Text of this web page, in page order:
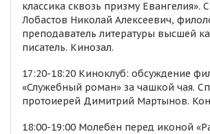
классика сквозь призму Евангелия».
Лобастов Николай Алексеевич,
преподаватель литературы высшей
писатель. Кинозал.
17:20-18:20 Киноклуб: обсуждение
«Служебный роман» за чашкой чая.
протоиерей Димитрий Мартынов.
18:00-19:00 Молебен перед иконой